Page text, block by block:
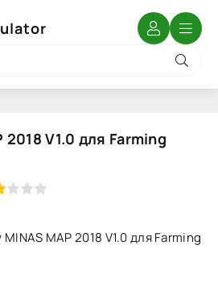
2018 V1.0 для Farming
MAP 2018 V1.0 для Farming